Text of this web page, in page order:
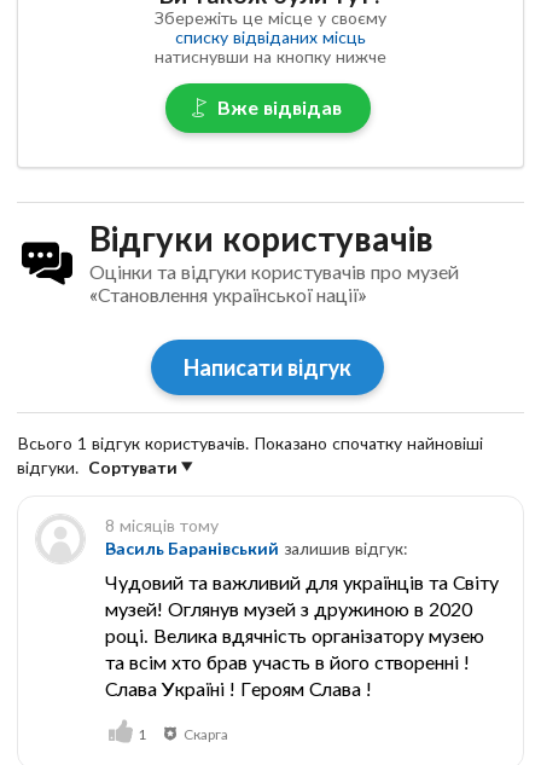
Збережіть це місце у своєму
списку відвіданих місць
натиснувши на кнопку нижче
Вже відвідав
Відгуки користувачів
Оцінки та відгуки користувачів про музей
«Становлення української нації»
Написати відгук
Всього 1 відгук користувачів. Показано спочатку найновіші
відгуки. Сортувати
8 місяців тому
Василь Баранівський залишив відгук:
Чудовий та важливий для українців та Світу
музей! Оглянув музей з дружиною в 2020
році. Велика вдячність організатору музею
та всім хто брав участь в його створенні !
Слава Україні ! Героям Слава !
1 Скарга